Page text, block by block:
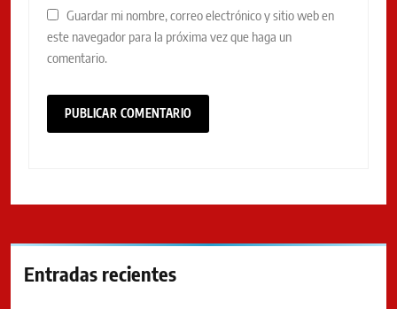
Guardar mi nombre, correo electrónico y sitio web en
este navegador para la próxima vez que haga un
comentario.
Entradas recientes